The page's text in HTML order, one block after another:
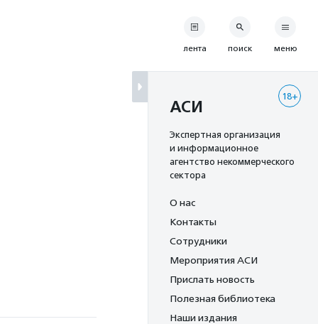
лента поиск меню
18+
АСИ
Экспертная организация
и информационное
агентство некоммерческого
сектора
О нас
Контакты
Сотрудники
Мероприятия АСИ
Прислать новость
Полезная библиотека
Наши издания